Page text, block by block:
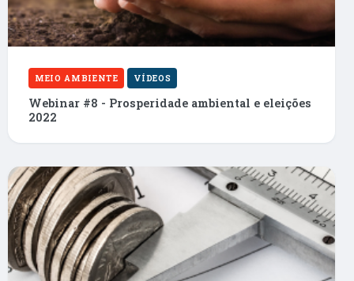
MEIO AMBIENTE VÍDEOS
Webinar #8 - Prosperidade ambiental e eleições
2022